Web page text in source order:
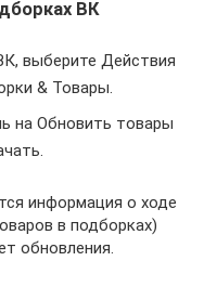
ВК
выберите Действия
& Товары.
на Обновить товары
информация о ходе
в подборках)
обновления.